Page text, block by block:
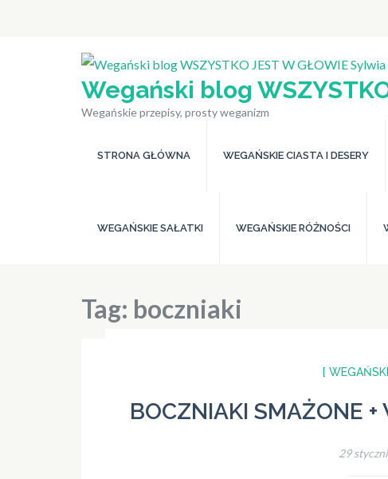
Wegański blog
Wegańskie przepisy, prosty weganizm
STRONA GŁÓWNA WEGAŃSKIE CIASTA I DESERY
WEGAŃSKIE SAŁATKI WEGAŃSKIE RÓŻNOŚCI
Tag: boczniaki
[
BOCZNIAKI SMAŻONE
29